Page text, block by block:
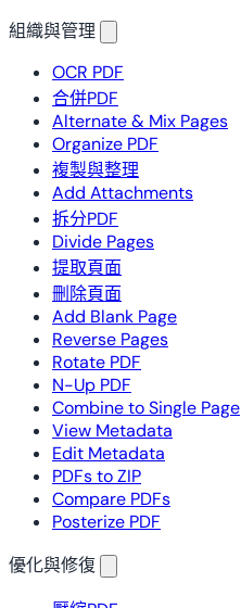
組織與管理
OCR PDF
合併PDF
Alternate & Mix Pages
Organize PDF
複製與整理
Add Attachments
拆分PDF
Divide Pages
提取頁面
刪除頁面
Add Blank Page
Reverse Pages
Rotate PDF
N-Up PDF
Combine to Single Page
View Metadata
Edit Metadata
PDFs to ZIP
Compare PDFs
Posterize PDF
優化與修復